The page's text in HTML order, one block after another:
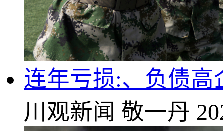
连年亏损:、负债高
川观新闻 敬一丹